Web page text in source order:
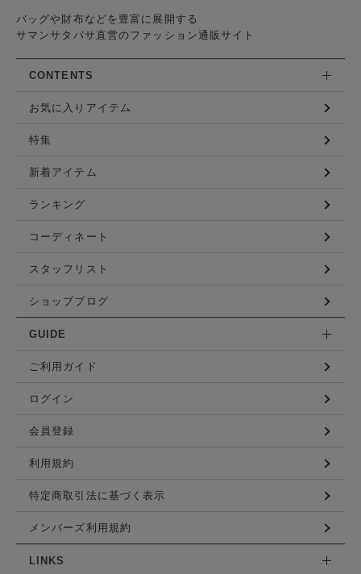
バッグや財布などを豊富に展開する
サマンサタバサ直営のファッション通販サイト
CONTENTS
お気に入りアイテム
特集
新着アイテム
ランキング
コーディネート
スタッフリスト
ショップブログ
GUIDE
ご利用ガイド
ログイン
会員登録
利用規約
特定商取引法に基づく表示
メンバーズ利用規約
LINKS